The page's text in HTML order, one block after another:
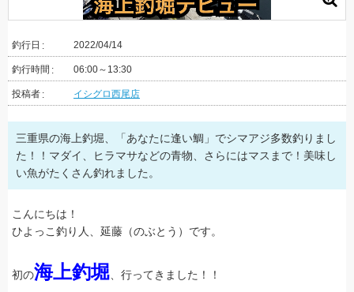
釣行日 2022/04/14
釣行時間 06:00～13:30
投稿者 イシグロ西尾店
三重県の海上釣堀、「あなたに逢い鯛」でシマアジ多数釣りまし
た！！マダイ、ヒラマサなどの青物、さらにはマスまで！美味し
い魚がたくさん釣れました。
こんにちは！
ひよっこ釣り人、延藤（のぶとう）です。
初の海上釣堀 、行ってきました！！